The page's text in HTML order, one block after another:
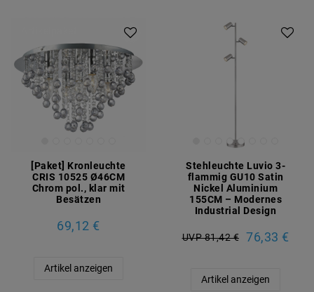
[Paket] Kronleuchte
CRIS 10525 Ø46CM
Chrom pol., klar mit
Besätzen
69,12 €
Artikel anzeigen
Stehleuchte Luvio 3-
flammig GU10 Satin
Nickel Aluminium
155CM – Modernes
Industrial Design
UVP 81,42 € 76,33 €
Artikel anzeigen